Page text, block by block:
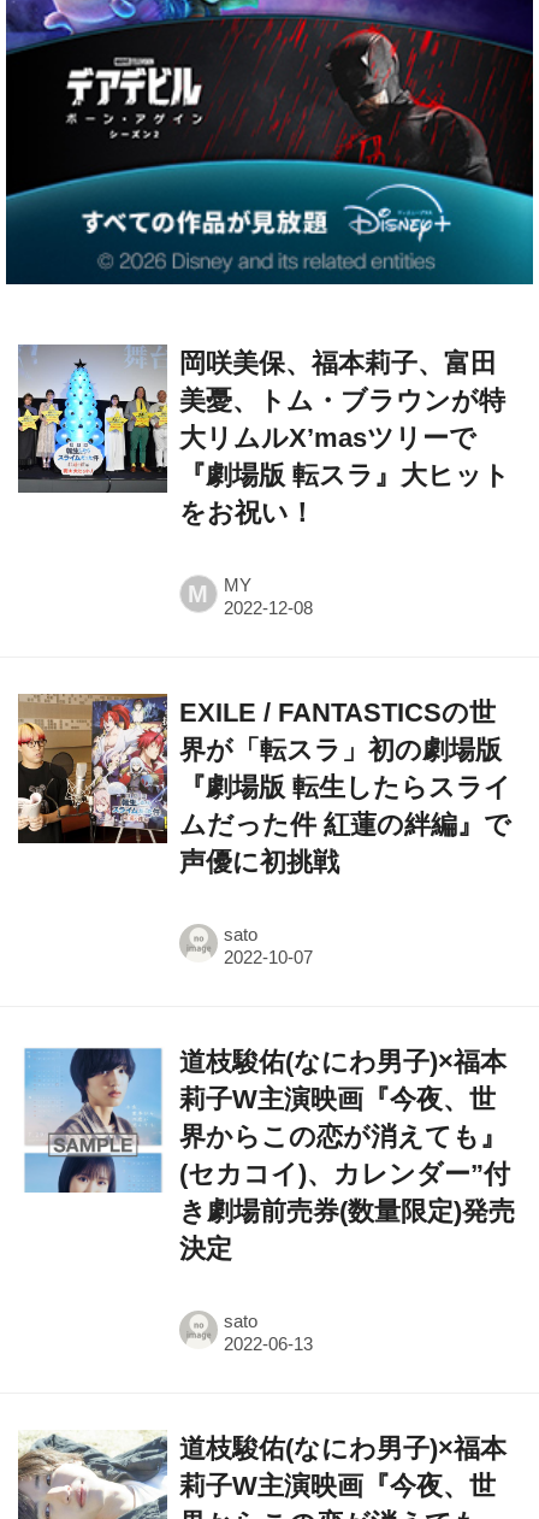
大リムルX’masツリーで
『劇場版 転スラ』大ヒット
をお祝い！
M MY
『劇場版 転生したらスライ
ムだった件 紅蓮の絆編』で
声優に初挑戦
sato
莉子W主演映画『今夜、世
界からこの恋が消えても』
(セカコイ)、カレンダー”付
き劇場前売券(数量限定)発売
決定
sato
莉子W主演映画『今夜、世
界からこの恋が消えても』
(セカコイ)より、お昼寝シ